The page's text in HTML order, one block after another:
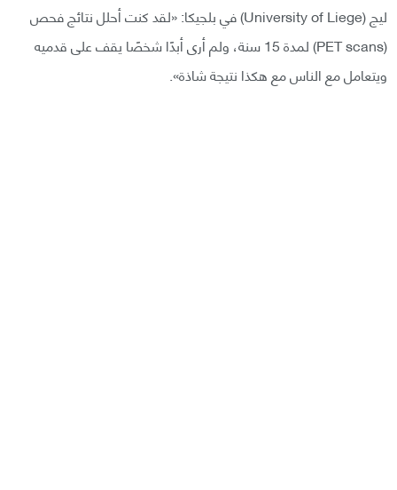
ليج (University of Liege) في بلجيكا: «لقد كنت أحلل نتائج فحص
(PET scans) لمدة 15 سنة، ولم أرى أبدًا شخصًا يقف على قدميه
ويتعامل مع الناس مع هكذا نتيجة شاذة».